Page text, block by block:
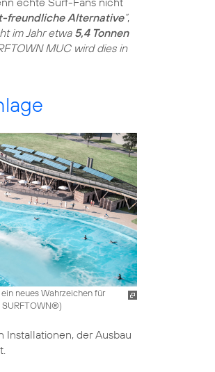
freundliche Alternative“,
im Jahr etwa5,4 Tonnen
MUC wird dies in
neues Wahrzeichen für
)
der Ausbau